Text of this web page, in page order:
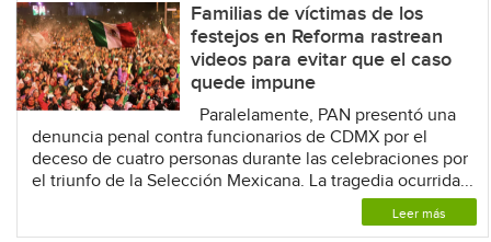
Familias de víctimas de los
festejos en Reforma rastrean
videos para evitar que el caso
quede impune
Paralelamente, PAN presentó una
denuncia penal contra funcionarios de CDMX por el
deceso de cuatro personas durante las celebraciones por
el triunfo de la Selección Mexicana. La tragedia ocurrida...
Leer más